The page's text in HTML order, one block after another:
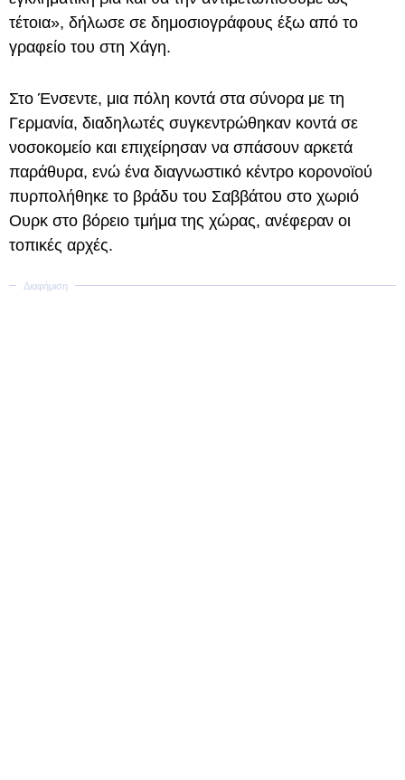
τέτοια», δήλωσε σε δημοσιογράφους έξω από το
γραφείο του στη Χάγη.
Στο Ένσεντε, μια πόλη κοντά στα σύνορα με τη
Γερμανία, διαδηλωτές συγκεντρώθηκαν κοντά σε
νοσοκομείο και επιχείρησαν να σπάσουν αρκετά
παράθυρα, ενώ ένα διαγνωστικό κέντρο κορονοϊού
πυρπολήθηκε το βράδυ του Σαββάτου στο χωριό
Ουρκ στο βόρειο τμήμα της χώρας, ανέφεραν οι
τοπικές αρχές.